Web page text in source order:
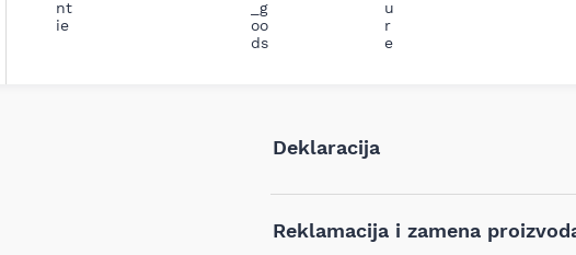
Deklaracija
Reklamacija i zamena